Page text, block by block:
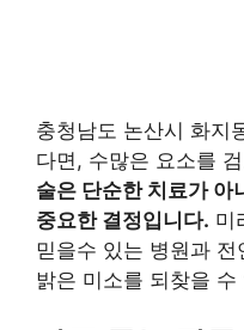
충청남도 논산시 화지
다면, 수많은 요소를
술은 단순한 치료가 아
중요한 결정입니다. 미
믿을수 있는 병원과
밝은 미소를 되찾을 수